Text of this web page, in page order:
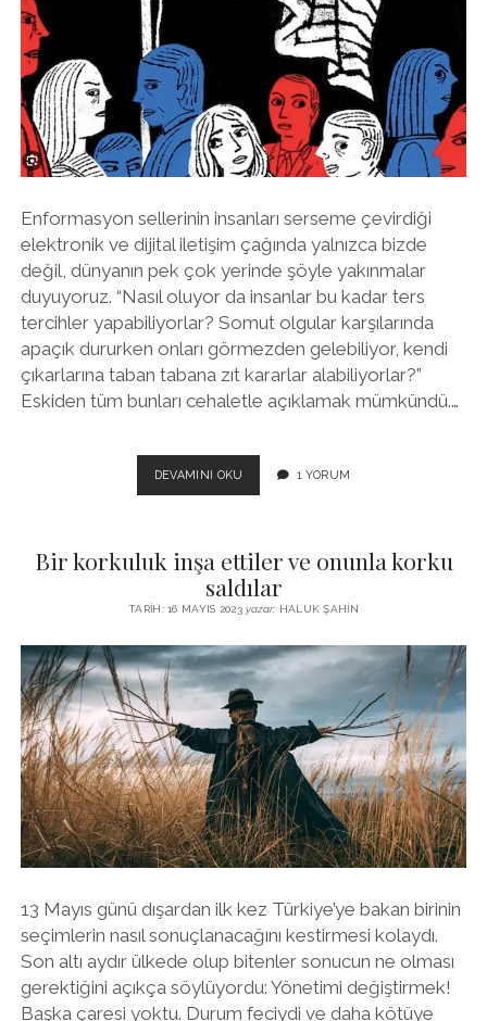
HABERLER / NEWS
twitter facebookinstagram
Enformasyon sellerinin insanları serseme çevirdiği
elektronik ve dijital iletişim çağında yalnızca bizde
değil, dünyanın pek çok yerinde şöyle yakınmalar
duyuyoruz. “Nasıl oluyor da insanlar bu kadar ters
tercihler yapabiliyorlar? Somut olgular karşılarında
apaçık dururken onları görmezden gelebiliyor, kendi
çıkarlarına taban tabana zıt kararlar alabiliyorlar?”
Eskiden tüm bunları cehaletle açıklamak mümkündü.…
DEVAMINI OKU SOSYAL
PSIKOLOJININ
BÜYÜK
KRIZE
VE
DEPREME
NIÇIN
BÖYLE
OLDU?
1 YORUM
Bir korkuluk inşa ettiler ve onunla korku
saldılar
TARIH: 16 MAYIS 2023yazar: HALUK ŞAHIN
13 Mayıs günü dışardan ilk kez Türkiye’ye bakan birinin
seçimlerin nasıl sonuçlanacağını kestirmesi kolaydı.
Son altı aydır ülkede olup bitenler sonucun ne olması
gerektiğini açıkça söylüyordu: Yönetimi değiştirmek!
Başka çaresi yoktu. Durum feciydi ve daha kötüye